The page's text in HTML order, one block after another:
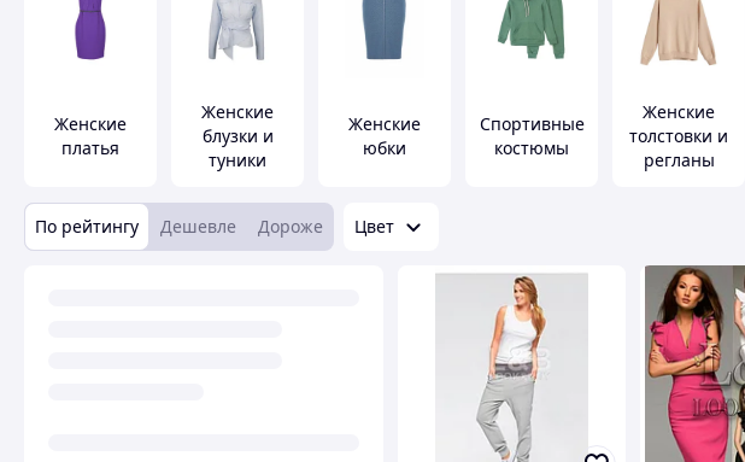
Женские
платья
Женские
блузки и
туники
Женские
юбки
Спортивные
костюмы
Женские
толстовки и
регланы
По рейтингу Дешевле Дороже Цвет